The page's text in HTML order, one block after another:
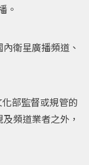
。
衛星廣播頻道、
部監督或規管的
頻道業者之外，